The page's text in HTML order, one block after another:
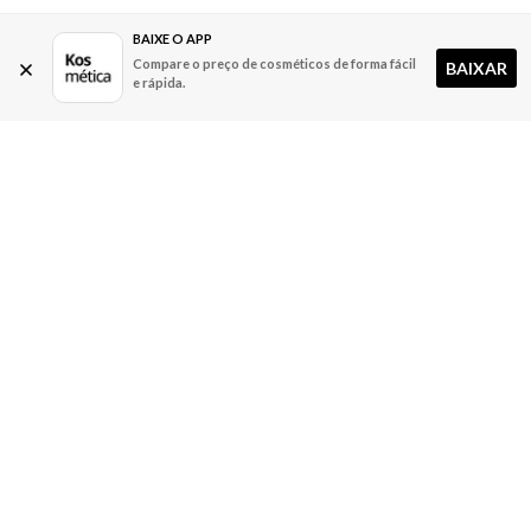
BAIXE O APP
Compare o preço de cosméticos de forma fácil
e rápida.
BAIXAR